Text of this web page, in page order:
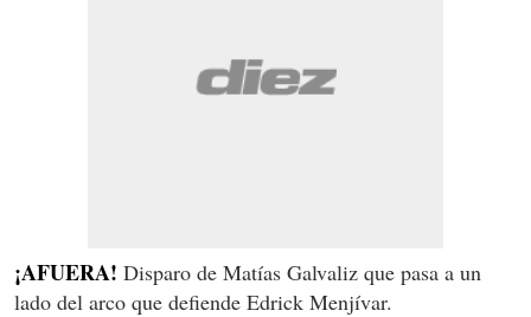
¡AFUERA! Disparo de Matías Galvaliz que pasa a un
lado del arco que defiende Edrick Menjívar.